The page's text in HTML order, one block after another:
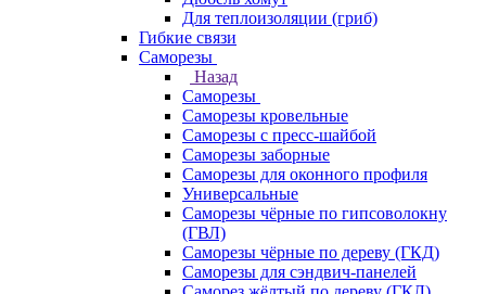
Для теплоизоляции (гриб)
Гибкие связи
Саморезы
Назад
Саморезы
Саморезы кровельные
Саморезы с пресс-шайбой
Саморезы заборные
Саморезы для оконного профиля
Универсальные
Саморезы чёрные по гипсоволокну
(ГВЛ)
Саморезы чёрные по дереву (ГКД)
Саморезы для сэндвич-панелей